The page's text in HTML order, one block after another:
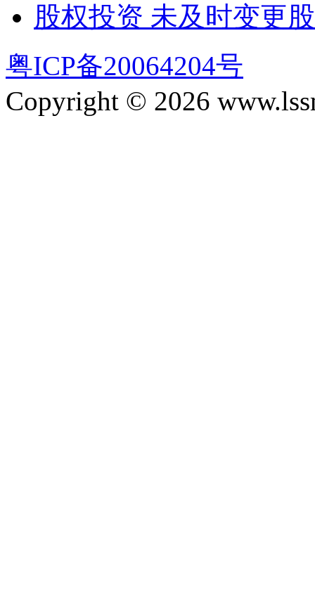
股权投资 未及时变更
粤ICP备20064204号
Copyright © 2026